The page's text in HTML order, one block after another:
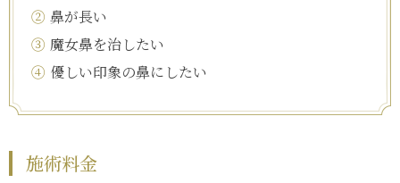
② 鼻が長い
③ 魔女鼻を治したい
④ 優しい印象の鼻にしたい
施術料金